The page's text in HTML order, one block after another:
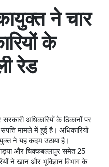
ने चार
के
रेड
अधिकारियों के ठिकानों पर
मामले में हुई है। अधिकारियों
ने यह कदम उठाया है।
और चिक्कबल्लापुर समेत 25
ने खान और भूविज्ञान विभाग के